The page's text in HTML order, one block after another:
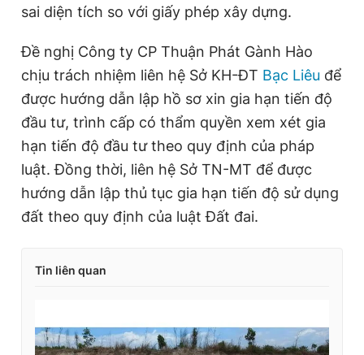
sai diện tích so với giấy phép xây dựng.
Đề nghị Công ty CP Thuận Phát Gành Hào
chịu trách nhiệm liên hệ Sở KH-ĐT Bạc Liêu để
được hướng dẫn lập hồ sơ xin gia hạn tiến độ
đầu tư, trình cấp có thẩm quyền xem xét gia
hạn tiến độ đầu tư theo quy định của pháp
luật. Đồng thời, liên hệ Sở TN-MT để được
hướng dẫn lập thủ tục gia hạn tiến độ sử dụng
đất theo quy định của luật Đất đai.
Tin liên quan